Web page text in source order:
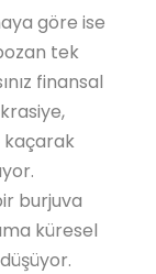
göre ise
tek
finansal
kaçarak
burjuva
küresel